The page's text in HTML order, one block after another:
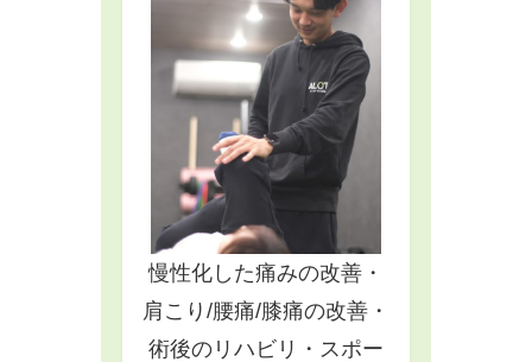
慢性化した痛みの改善・
肩こり/腰痛/膝痛の改善・
術後のリハビリ・スポー